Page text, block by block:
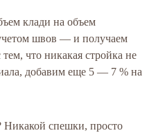
клади на объем
швов — и получаем
что никакая стройка не
добавим еще 5 — 7 % на
Никакой спешки, просто